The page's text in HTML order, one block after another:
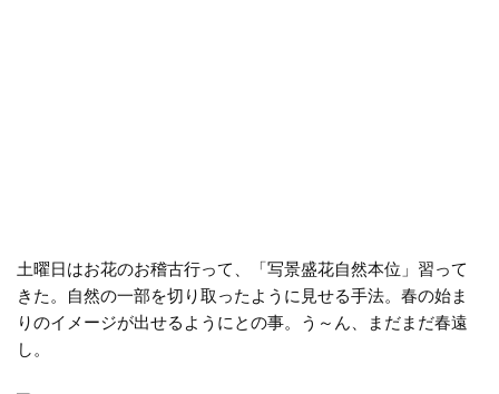
土曜日はお花のお稽古行って、「写景盛花自然本位」習って
きた。自然の一部を切り取ったように見せる手法。春の始ま
りのイメージが出せるようにとの事。う～ん、まだまだ春遠
し。